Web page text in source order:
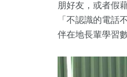
朋好友，或者假
「不認識的電話
伴在地長輩學習
+
財經及消費
3+
評論